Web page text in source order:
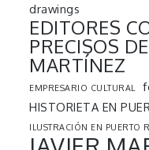
drawings
EDITORES
PRECISOS
MARTÍNEZ
EMPRESARIO CULTURAL
HISTORIETA EN
ILUSTRACIÓN EN PUERTO